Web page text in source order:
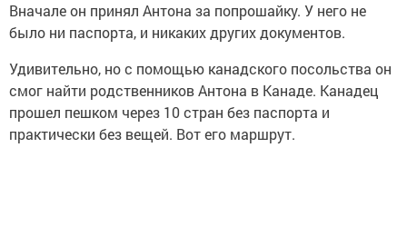
Вначале он принял Антона за попрошайку. У него не
было ни паспорта, и никаких других документов.
Удивительно, но с помощью канадского посольства он
смог найти родственников Антона в Канаде. Канадец
прошел пешком через 10 стран без паспорта и
практически без вещей. Вот его маршрут.